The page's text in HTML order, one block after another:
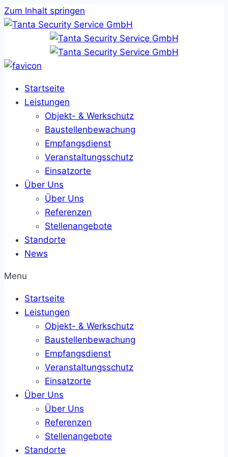
Zum Inhalt springen
Startseite
Leistungen
Objekt- & Werkschutz
Baustellenbewachung
Empfangsdienst
Veranstaltungsschutz
Einsatzorte
Über Uns
Über Uns
Referenzen
Stellenangebote
Standorte
News
Menu
Startseite
Leistungen
Objekt- & Werkschutz
Baustellenbewachung
Empfangsdienst
Veranstaltungsschutz
Einsatzorte
Über Uns
Über Uns
Referenzen
Stellenangebote
Standorte